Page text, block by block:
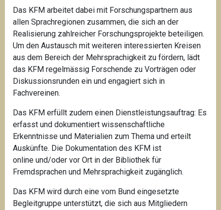
Das KFM arbeitet dabei mit Forschungspartnern aus
allen Sprachregionen zusammen, die sich an der
Realisierung zahlreicher Forschungsprojekte beteiligen.
Um den Austausch mit weiteren interessierten Kreisen
aus dem Bereich der Mehrsprachigkeit zu fördern, lädt
das KFM regelmässig Forschende zu Vorträgen oder
Diskussionsrunden ein und engagiert sich in
Fachvereinen.
Das KFM erfüllt zudem einen Dienstleistungsauftrag: Es
erfasst und dokumentiert wissenschaftliche
Erkenntnisse und Materialien zum Thema und erteilt
Auskünfte. Die Dokumentation des KFM ist
online und/oder vor Ort in der Bibliothek für
Fremdsprachen und Mehrsprachigkeit zugänglich.
Das KFM wird durch eine vom Bund eingesetzte
Begleitgruppe unterstützt, die sich aus Mitgliedern